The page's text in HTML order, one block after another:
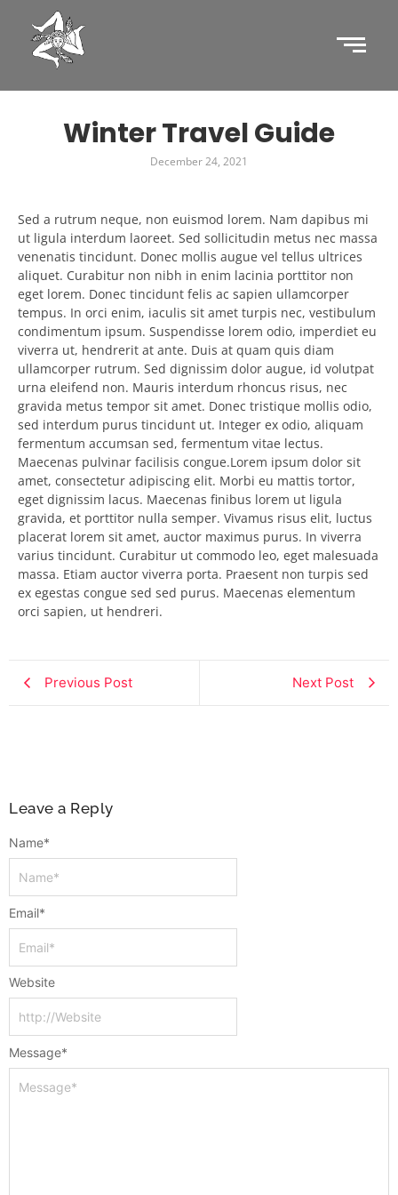
Winter Travel Guide
December 24, 2021
Sed a rutrum neque, non euismod lorem. Nam dapibus mi
ut ligula interdum laoreet. Sed sollicitudin metus nec massa
venenatis tincidunt. Donec mollis augue vel tellus ultrices
aliquet. Curabitur non nibh in enim lacinia porttitor non
eget lorem. Donec tincidunt felis ac sapien ullamcorper
tempus. In orci enim, iaculis sit amet turpis nec, vestibulum
condimentum ipsum. Suspendisse lorem odio, imperdiet eu
viverra ut, hendrerit at ante. Duis at quam quis diam
ullamcorper rutrum. Sed dignissim dolor augue, id volutpat
urna eleifend non. Mauris interdum rhoncus risus, nec
gravida metus tempor sit amet. Donec tristique mollis odio,
sed interdum purus tincidunt ut. Integer ex odio, aliquam
fermentum accumsan sed, fermentum vitae lectus.
Maecenas pulvinar facilisis congue.Lorem ipsum dolor sit
amet, consectetur adipiscing elit. Morbi eu mattis tortor,
eget dignissim lacus. Maecenas finibus lorem ut ligula
gravida, et porttitor nulla semper. Vivamus risus elit, luctus
placerat lorem sit amet, auctor maximus purus. In viverra
varius tincidunt. Curabitur ut commodo leo, eget malesuada
massa. Etiam auctor viverra porta. Praesent non turpis sed
ex egestas congue sed sed purus. Maecenas elementum
orci sapien, ut hendreri.
Previous Post Next Post
Leave a Reply
Message*
Name*
Email*
Website